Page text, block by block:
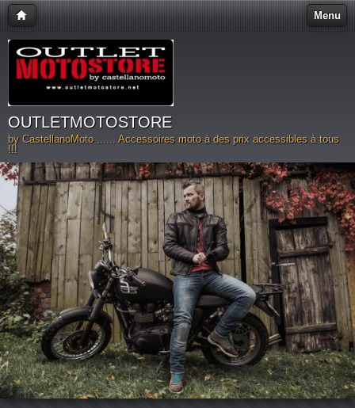
Menu
OUTLETMOTOSTORE
by CastellanoMoto ...... Accessoires moto à des prix accessibles à tous
!!!